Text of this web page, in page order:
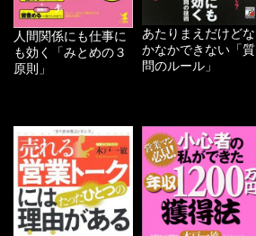
人間関係にも仕事に
も効く「みとめの３
原則」
あたりまえだけどな
かなかできない「質
問のルール」